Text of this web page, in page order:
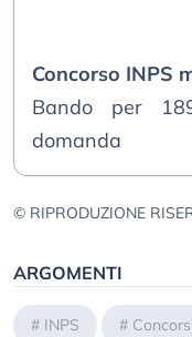
Concorso INPS
Bando per
domanda
© RIPRODUZIONE
ARGOMENTI
# INPS #